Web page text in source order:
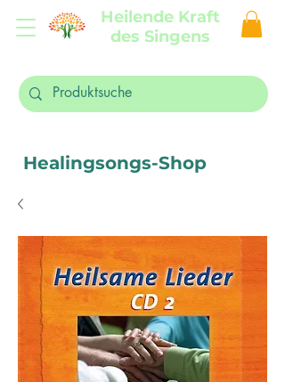
Heilende Kraft
des Singens
Healingsongs-Shop